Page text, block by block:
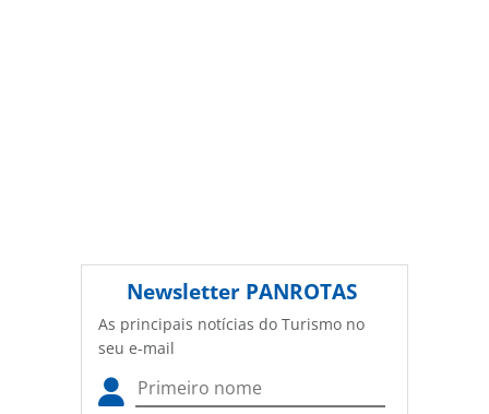
Newsletter PANROTAS
As principais notícias do Turismo no
seu e-mail